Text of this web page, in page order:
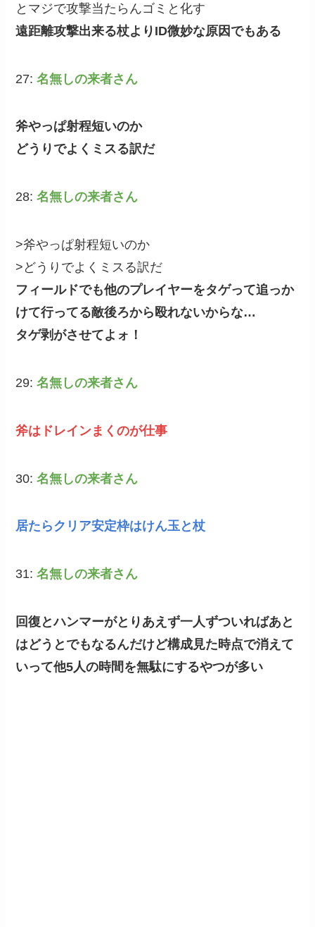
とマジで攻撃当たらんゴミと化す
遠距離攻撃出来る杖よりID微妙な原因でもある
27:名無しの来者さん
斧やっぱ射程短いのか
どうりでよくミスる訳だ
28:名無しの来者さん
>斧やっぱ射程短いのか
>どうりでよくミスる訳だ
フィールドでも他のプレイヤーをタゲって追っか
けて行ってる敵後ろから殴れないからな…
タゲ剥がさせてよォ！
29:名無しの来者さん
斧はドレインまくのが仕事
30:名無しの来者さん
居たらクリア安定枠はけん玉と杖
31:名無しの来者さん
回復とハンマーがとりあえず一人ずついればあと
はどうとでもなるんだけど構成見た時点で消えて
いって他5人の時間を無駄にするやつが多い